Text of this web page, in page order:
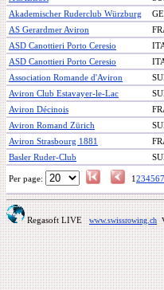
Akademischer Ruderclub Würzburg
AS Gerardmer Aviron
ASD Canottieri Porto Ceresio
ASD Canottieri Porto Ceresio
Association Romande d'Aviron
Aviron Club Estavayer-le-Lac
Aviron Décinois
Aviron Romand Zürich
Aviron Strasbourg 1881
Basler Ruder-Club
Per page: 1234567
Regasoft LIVE www.swissrowing.ch